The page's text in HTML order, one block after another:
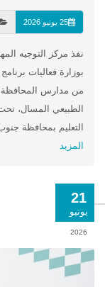
25 يونيو 2026
نفذ مركز التوجيه
من مدارس المحافظة.
الطبيعي المسال،
التعليم بمحافظة
المزيد
21
يونيو
2026